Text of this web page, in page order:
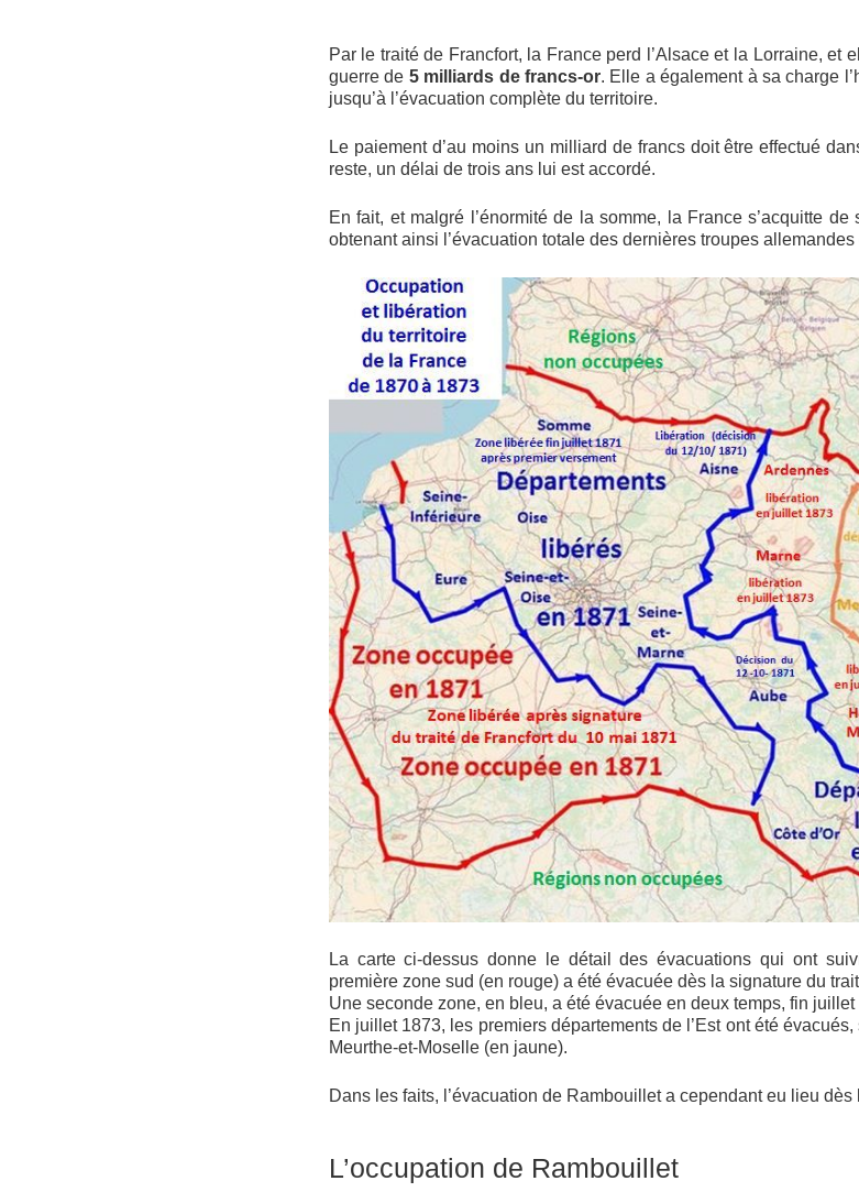
Par le traité de Francfort, la France perd l’Alsace et la Lorraine, et
guerre de 5 milliards de francs-or. Elle a également à sa charge
jusqu’à l’évacuation complète du territoire.
Le paiement d’au moins un milliard de francs doit être effectué
reste, un délai de trois ans lui est accordé.
En fait, et malgré l’énormité de la somme, la France s’acquitte de
obtenant ainsi l’évacuation totale des dernières troupes
La carte ci-dessus donne le détail des évacuations qui ont
première zone sud (en rouge) a été évacuée dès la signature du
Une seconde zone, en bleu, a été évacuée en deux temps, fin
En juillet 1873, les premiers départements de l’Est ont été
Meurthe-et-Moselle (en jaune).
Dans les faits, l’évacuation de Rambouillet a cependant eu lieu dès
L’occupation de Rambouillet